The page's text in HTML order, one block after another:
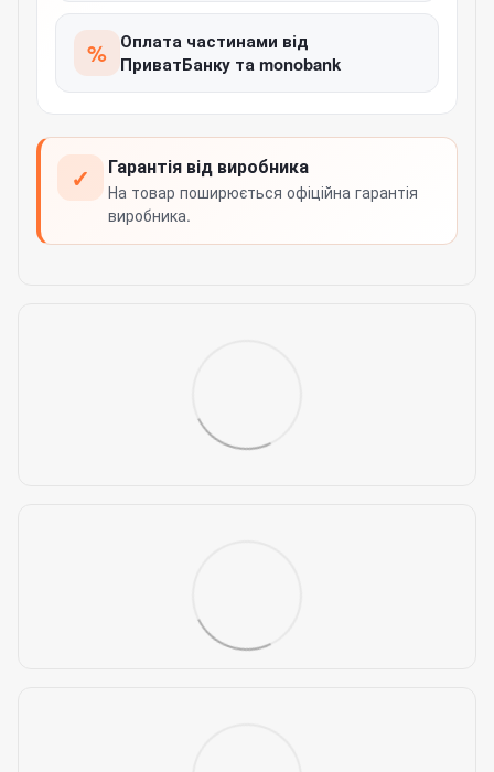
% Оплата частинами від
ПриватБанку та monobank
✓ Гарантія від виробника
На товар поширюється офіційна гарантія
виробника.